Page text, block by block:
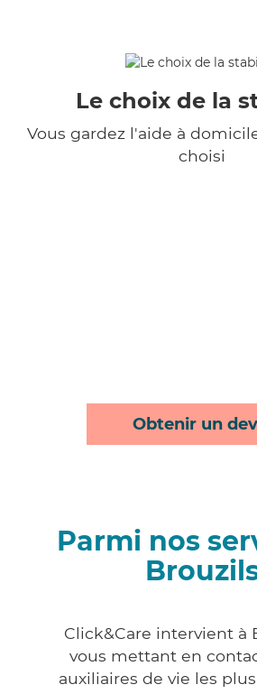
Le choix de la
Vous gardez l'aide à
choisi
Obtenir un
Parmi nos
Click&Care intervient à
vous mettant en
auxiliaires de vie les